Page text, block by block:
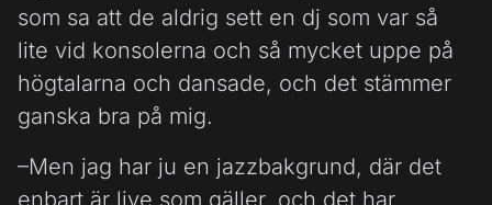
som sa att de aldrig sett en dj som var så
lite vid konsolerna och så mycket uppe på
högtalarna och dansade, och det stämmer
ganska bra på mig.
–Men jag har ju en jazzbakgrund, där det